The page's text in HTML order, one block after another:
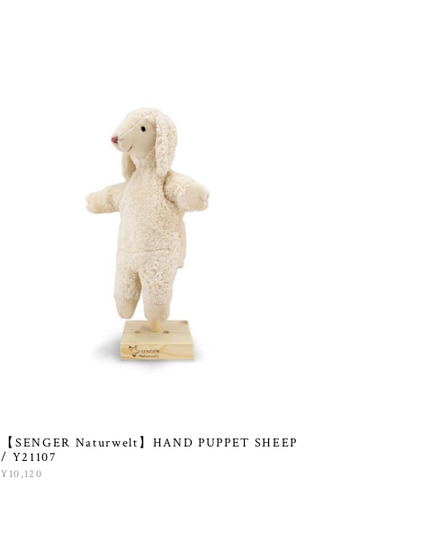
【SENGER Naturwelt】HAND PUPPET SHEEP
/ Y21107
¥10,120